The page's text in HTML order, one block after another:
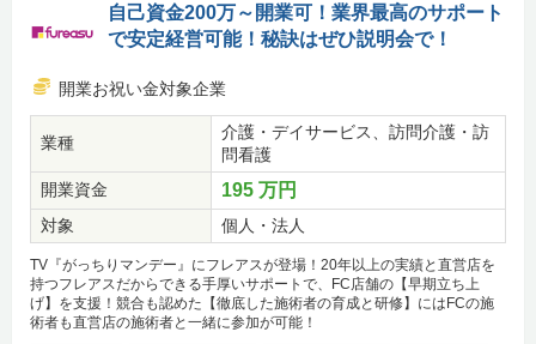
自己資金200万～開業可！業界最高のサポート
で安定経営可能！秘訣はぜひ説明会で！
開業お祝い金対象企業
業種
介護・デイサービス、訪問介護・訪
問看護
開業資金
195 万円
対象 個人・法人
TV『がっちりマンデー』にフレアスが登場！20年以上の実績と直営店を
持つフレアスだからできる手厚いサポートで、FC店舗の【早期立ち上
げ】を支援！競合も認めた【徹底した施術者の育成と研修】にはFCの施
術者も直営店の施術者と一緒に参加が可能！